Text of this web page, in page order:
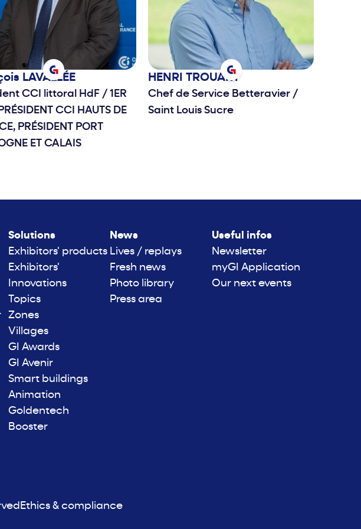
LAVALLÉE
CCI littoral HdF / 1ER
CCI HAUTS DE
PRÉSIDENT PORT
ET CALAIS
HENRI TROUART
Chef de Service Betteravier /
Saint Louis Sucre
Solutions
Exhibitors' products
Exhibitors'
Innovations
Topics
Zones
Villages
GI Awards
GI Avenir
Smart buildings
Animation
Goldentech
Booster
News
Lives / replays
Fresh news
Photo library
Press area
Useful infos
Newsletter
myGI Application
Our next events
Ethics & compliance